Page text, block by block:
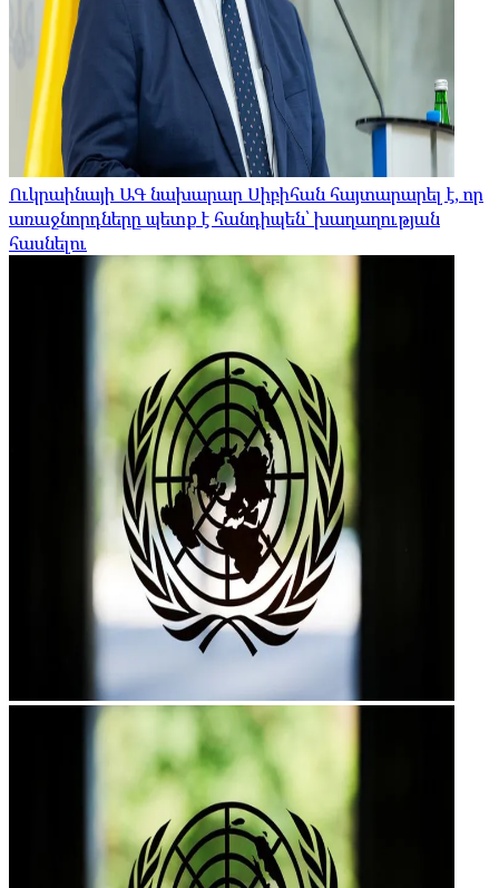
Ուկրաինայի ԱԳ նախարար Սիբիհան հայտարարել է, որ
առաջնորդները պետք է հանդիպեն՝ խաղաղության
հասնելու